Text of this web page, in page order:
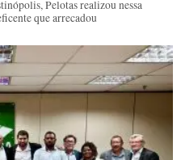
Pelotas realizou nessa
que arrecadou